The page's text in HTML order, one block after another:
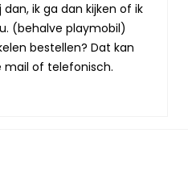
ik ga dan kijken of ik
(behalve playmobil)
bestellen? Dat kan
mail of telefonisch.